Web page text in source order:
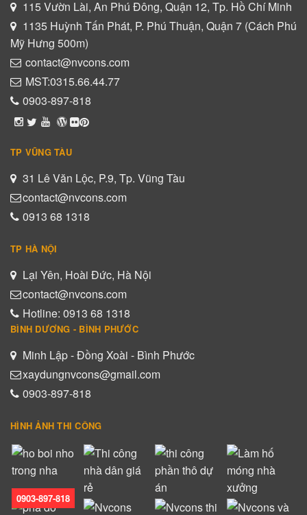
115 Vườn Lài, An Phú Đông, Quận 12, Tp. Hồ Chí Minh
1135 Huỳnh Tấn Phát, P. Phú Thuận, Quận 7 (Cách Phú
Mỹ Hưng 500m)
contact@nvcons.com
MST:0315.66.44.77
0903-897-818
TP VŨNG TÀU
31 Lê Văn Lộc, P.9, Tp. Vũng Tàu
contact@nvcons.com
0913 68 1318
TP HÀ NỘI
Lại Yên, Hoài Đức, Hà Nội
contact@nvcons.com
Hotline: 0913 68 1318
BÌNH DƯƠNG - BÌNH PHƯỚC
Minh Lập - Đồng Xoài - Bình Phước
xaydungnvcons@gmail.com
0903-897-818
HÌNH ẢNH THI CÔNG
0903-897-818